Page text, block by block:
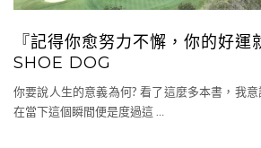
『記得你愈努力不懈，你的好
SHOE DOG
你要說人生的意義為何? 看了這麼多本書，我
在當下這個瞬間便是度過這 …